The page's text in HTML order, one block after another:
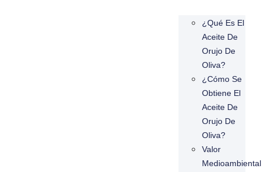
¿Qué Es El
Aceite De
Orujo De
Oliva?
¿Cómo Se
Obtiene El
Aceite De
Orujo De
Oliva?
Valor
Medioambiental